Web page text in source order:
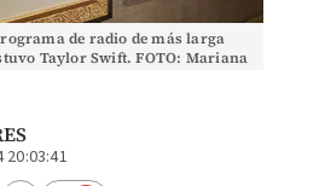
de radio de más larga
Taylor Swift. FOTO: Mariana
20:03:41